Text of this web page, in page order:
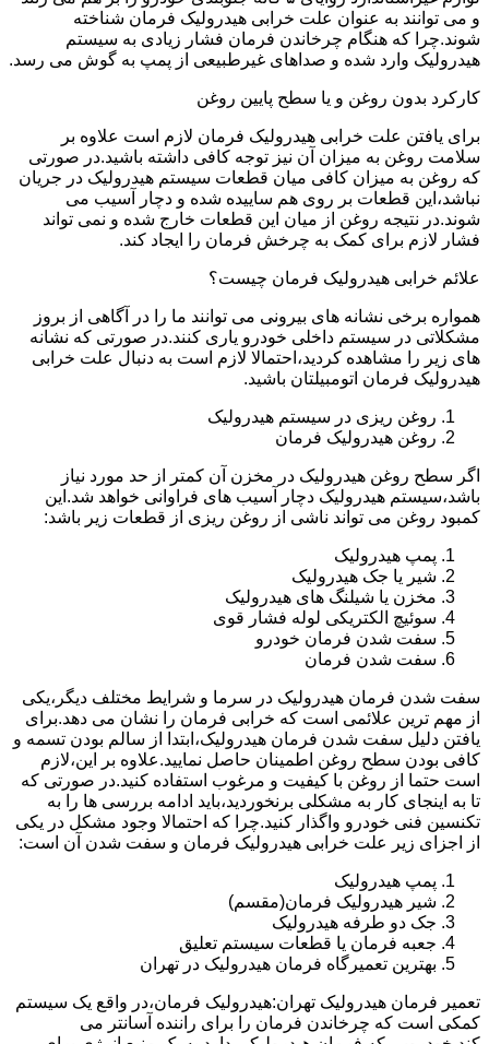
و می توانند به عنوان علت خرابی هیدرولیک فرمان شناخته
شوند.چرا که هنگام چرخاندن فرمان فشار زیادی به سیستم
هیدرولیک وارد شده و صداهای غیرطبیعی از پمپ به گوش می رسد.
کارکرد بدون روغن و یا سطح پایین روغن
برای یافتن علت خرابی هیدرولیک فرمان لازم است علاوه بر
سلامت روغن به میزان آن نیز توجه کافی داشته باشید.در صورتی
که روغن به میزان کافی میان قطعات سیستم هیدرولیک در جریان
نباشد،این قطعات بر روی هم ساییده شده و دچار آسیب می
شوند.در نتیجه روغن از میان این قطعات خارج شده و نمی تواند
فشار لازم برای کمک به چرخش فرمان را ایجاد کند.
علائم خرابی هیدرولیک فرمان چیست؟
همواره برخی نشانه های بیرونی می توانند ما را در آگاهی از بروز
مشکلاتی در سیستم داخلی خودرو یاری کنند.در صورتی که نشانه
های زیر را مشاهده کردید،احتمالا لازم است به دنبال علت خرابی
هیدرولیک فرمان اتومبیلتان باشید.
روغن ریزی در سیستم هیدرولیک
روغن هیدرولیک فرمان
اگر سطح روغن هیدرولیک در مخزن آن کمتر از حد مورد نیاز
باشد،سیستم هیدرولیک دچار آسیب های فراوانی خواهد شد.این
کمبود روغن می تواند ناشی از روغن ریزی از قطعات زیر باشد:
پمپ هیدرولیک
شیر یا جک هیدرولیک
مخزن یا شیلنگ های هیدرولیک
سوئیچ الکتریکی لوله فشار قوی
سفت شدن فرمان خودرو
سفت شدن فرمان
سفت شدن فرمان هیدرولیک در سرما و شرایط مختلف دیگر،یکی
از مهم ترین علائمی است که خرابی فرمان را نشان می دهد.برای
یافتن دلیل سفت شدن فرمان هیدرولیک،ابتدا از سالم بودن تسمه و
کافی بودن سطح روغن اطمینان حاصل نمایید.علاوه بر این،لازم
است حتما از روغن با کیفیت و مرغوب استفاده کنید.در صورتی که
تا به اینجای کار به مشکلی برنخوردید،باید ادامه بررسی ها را به
تکنسین فنی خودرو واگذار کنید.چرا که احتمالا وجود مشکل در یکی
از اجزای زیر علت خرابی هیدرولیک فرمان و سفت شدن آن است:
پمپ هیدرولیک
شیر هیدرولیک فرمان(مقسم)
جک دو طرفه هیدرولیک
جعبه فرمان یا قطعات سیستم تعلیق
بهترین تعمیرگاه فرمان هیدرولیک در تهران
تعمیر فرمان هیدرولیک تهران:هیدرولیک فرمان،در واقع یک سیستم
کمکی است که چرخاندن فرمان را برای راننده آسانتر می